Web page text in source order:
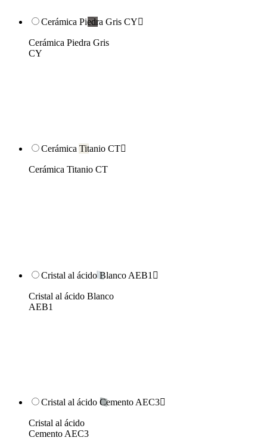
Cerámica Piedra Gris CY
Cerámica Piedra Gris
CY
Cerámica Titanio CT
Cerámica Titanio CT
Cristal al ácido Blanco AEB1 
Cristal al ácido Blanco
AEB1
Cristal al ácido Cemento AEC3
Cristal al ácido
Cemento AEC3